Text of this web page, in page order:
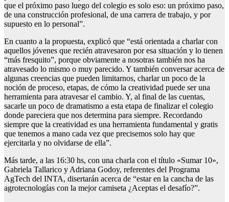
que el próximo paso luego del colegio es solo eso: un próximo paso,
de una construcción profesional, de una carrera de trabajo, y por
supuesto en lo personal”.
En cuanto a la propuesta, explicó que “está orientada a charlar con
aquellos jóvenes que recién atravesaron por esa situación y lo tienen
“más fresquito”, porque obviamente a nosotras también nos ha
atravesado lo mismo o muy parecido. Y también conversar acerca de
algunas creencias que pueden limitarnos, charlar un poco de la
noción de proceso, etapas, de cómo la creatividad puede ser una
herramienta para atravesar el cambio. Y, al final de las cuentas,
sacarle un poco de dramatismo a esta etapa de finalizar el colegio
donde pareciera que nos determina para siempre. Recordando
siempre que la creatividad es una herramienta fundamental y gratis
que tenemos a mano cada vez que precisemos solo hay que
ejercitarla y no olvidarse de ella”.
Más tarde, a las 16:30 hs, con una charla con el título «Sumar 10»,
Gabriela Tallarico y Adriana Godoy, referentes del Programa
AgTech del INTA, disertarán acerca de “estar en la cancha de las
agrotecnologías con la mejor camiseta ¿Aceptas el desafío?”.